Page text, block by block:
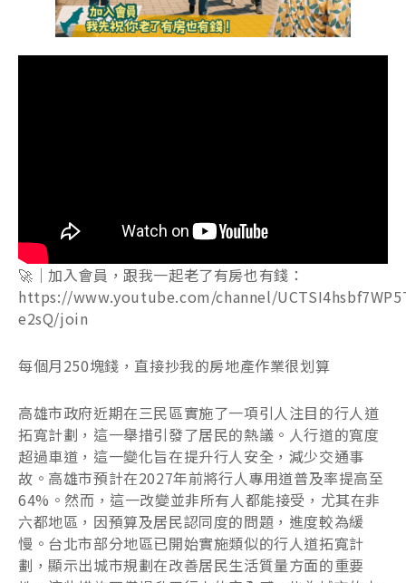
🚀｜加入會員，跟我一起老了有房也有錢：
https://www.youtube.com/channel/
e2sQ/join
每個月250塊錢，直接抄我的房地產作業很划算
高雄市政府近期在三民區實施了一項引人注目的行人道
拓寬計劃，這一舉措引發了居民的熱議。人行道的寬度
超過車道，這一變化旨在提升行人安全，減少交通事
故。高雄市預計在2027年前將行人專用道普及率提高至
64%。然而，這一改變並非所有人都能接受，尤其在非
六都地區，因預算及居民認同度的問題，進度較為緩
慢。台北市部分地區已開始實施類似的行人道拓寬計
劃，顯示出城市規劃在改善居民生活質量方面的重要